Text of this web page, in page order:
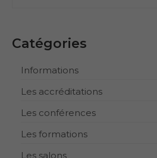
Catégories
Informations
Les accréditations
Les conférences
Les formations
Les salons